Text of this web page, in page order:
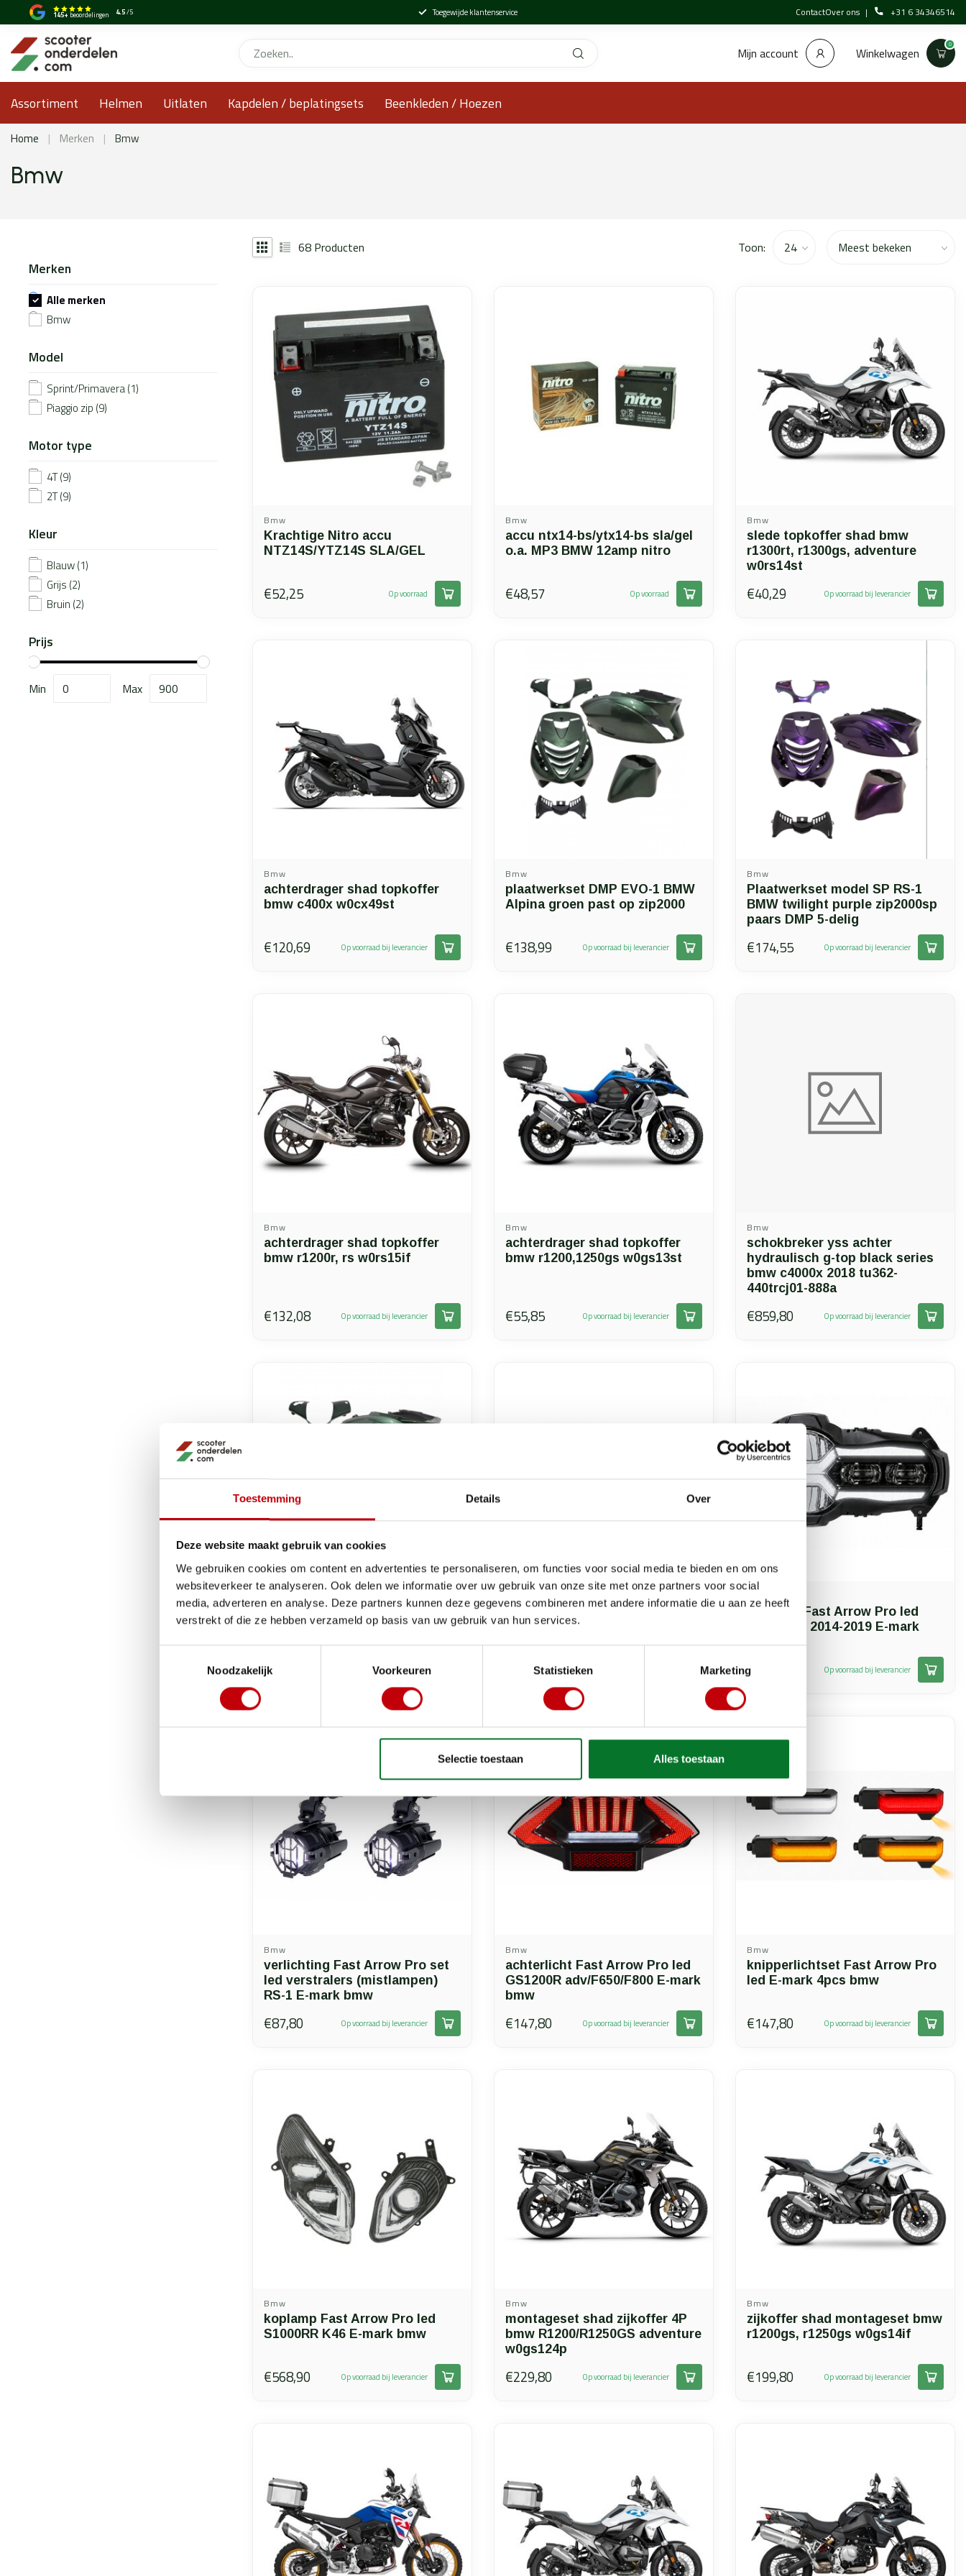
Toestemming Details Over
Deze website maakt gebruik van cookies
We gebruiken cookies om content en advertenties te personaliseren, om functies voor social media te bieden en om ons
websiteverkeer te analyseren. Ook delen we informatie over uw gebruik van onze site met onze partners voor social
media, adverteren en analyse. Deze partners kunnen deze gegevens combineren met andere informatie die u aan ze heeft
verstrekt of die ze hebben verzameld op basis van uw gebruik van hun services.
Noodzakelijk
Voorkeuren Statistieken Marketing
Selectie toestaan Alles toestaan
145+ beoordelingen 4.5/5 Toegewijde klantenservice ContactOver ons +31 6 34346514
Mijn account Winkelwagen 0
Assortiment Helmen Uitlaten Kapdelen / beplatingsets Beenkleden / Hoezen
Home | Merken | Bmw
Bmw
Merken
Alle merken
Bmw
Model
Sprint/Primavera(1)
Piaggio zip (9)
Motor type
4T(9)
2T(9)
Kleur
Blauw(1)
Grijs (2)
Bruin (2)
Prijs
Min Max
68 Producten Toon:
Bmw
Krachtige Nitro accu
NTZ14S/YTZ14S SLA/GEL
€52,25 Op voorraad
Bmw
accu ntx14-bs/ytx14-bs sla/gel
o.a. MP3 BMW 12amp nitro
€48,57 Op voorraad
Bmw
slede topkoffer shad bmw
r1300rt, r1300gs, adventure
w0rs14st
€40,29 Op voorraad bij leverancier
Bmw
achterdrager shad topkoffer
bmw c400x w0cx49st
€120,69 Op voorraad bij leverancier
Bmw
plaatwerkset DMP EVO-1 BMW
Alpina groen past op zip2000
€138,99 Op voorraad bij leverancier
Bmw
Plaatwerkset model SP RS-1
BMW twilight purple zip2000sp
paars DMP 5-delig
€174,55 Op voorraad bij leverancier
Bmw
achterdrager shad topkoffer
bmw r1200r, rs w0rs15if
€132,08 Op voorraad bij leverancier
Bmw
achterdrager shad topkoffer
bmw r1200,1250gs w0gs13st
€55,85 Op voorraad bij leverancier
Bmw
schokbreker yss achter
hydraulisch g-top black series
bmw c4000x 2018 tu362-
440trcj01-888a
€859,80 Op voorraad bij leverancier
plaatwerkset DMP RS-1 BMW
Alpina groen past op zip2000
€222,16 Op voorraad bij leverancier
koplamp led E-mark F800GS
bmw
€278,00 Op voorraad bij leverancier
Bmw
koplamp Fast Arrow Pro led
R1200 GS 2014-2019 E-mark
bmw
€396,00 Op voorraad bij leverancier
Bmw
verlichting Fast Arrow Pro set
led verstralers (mistlampen)
RS-1 E-mark bmw
€87,80 Op voorraad bij leverancier
Bmw
achterlicht Fast Arrow Pro led
GS1200R adv/F650/F800 E-mark
bmw
€147,80 Op voorraad bij leverancier
Bmw
knipperlichtset Fast Arrow Pro
led E-mark 4pcs bmw
€147,80 Op voorraad bij leverancier
Bmw
koplamp Fast Arrow Pro led
S1000RR K46 E-mark bmw
€568,90 Op voorraad bij leverancier
Bmw
montageset shad zijkoffer 4P
bmw R1200/R1250GS adventure
w0gs124p
€229,80 Op voorraad bij leverancier
Bmw
zijkoffer shad montageset bmw
r1200gs, r1250gs w0gs14if
€199,80 Op voorraad bij leverancier